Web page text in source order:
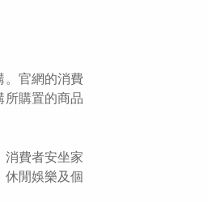
。官網的消費
所購置的商品
消費者安坐家
休閒娛樂及個